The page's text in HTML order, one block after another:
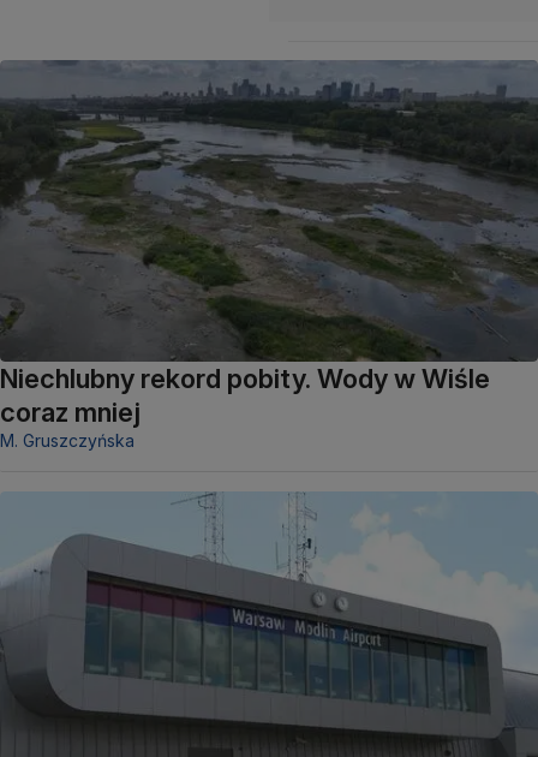
Niechlubny rekord pobity. Wody w Wiśle
coraz mniej
M. Gruszczyńska